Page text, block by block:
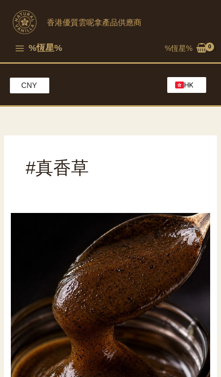
香港優質雲呢拿產品供應商
%恆星% %恆星%
CNY
HK
#真香草